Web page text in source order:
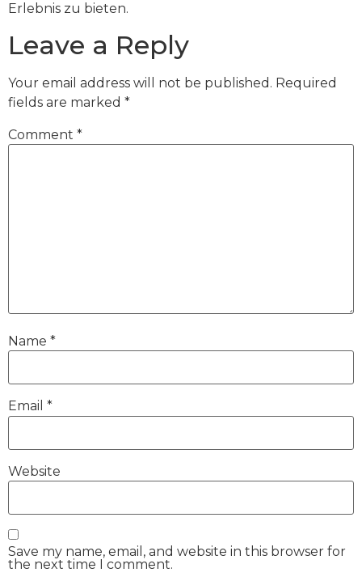
Erlebnis zu bieten.
Leave a Reply
Your email address will not be published. Required
fields are marked *
Comment *
Name *
Email *
Website
Save my name, email, and website in this browser for
the next time I comment.